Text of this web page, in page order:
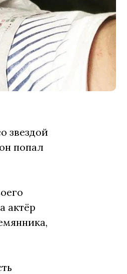
звездой
попал
актёр